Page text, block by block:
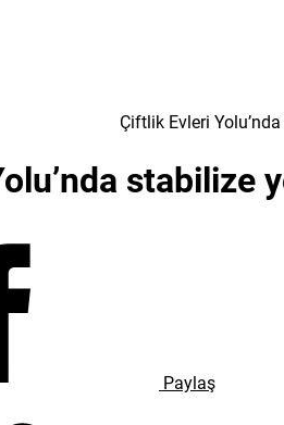
Çiftlik Evleri
stabilize
Paylaş